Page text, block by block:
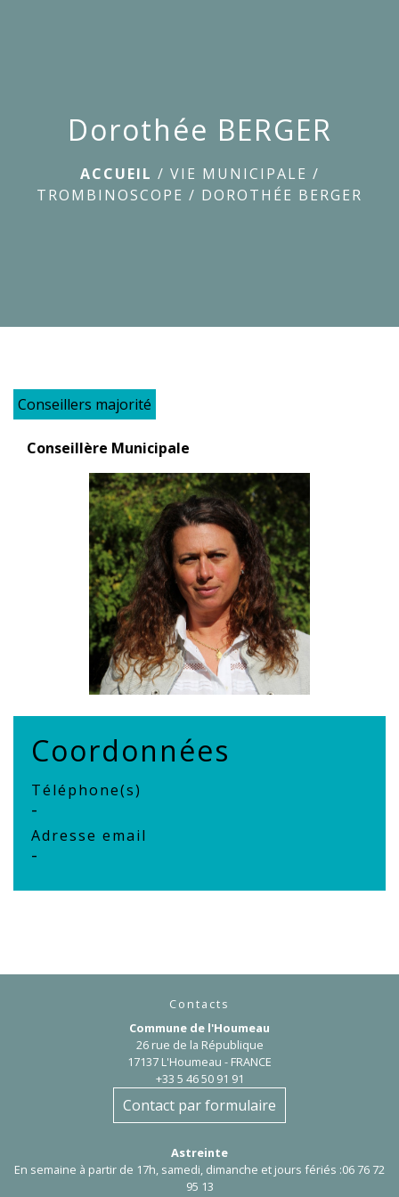
Dorothée BERGER
ACCUEIL / VIE MUNICIPALE /
TROMBINOSCOPE / DOROTHÉE BERGER
Conseillers majorité
Conseillère Municipale
Coordonnées
Téléphone(s)
-
Adresse email
-
Contacts
Commune de l'Houmeau
26 rue de la République
17137 L'Houmeau - FRANCE
+33 5 46 50 91 91
Contact par formulaire
Astreinte
En semaine à partir de 17h, samedi, dimanche et jours fériés :06 76 72
95 13